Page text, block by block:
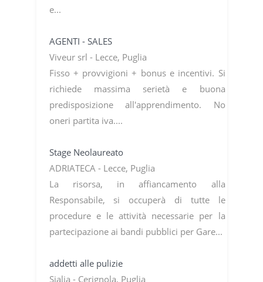
e...
AGENTI - SALES
Viveur srl - Lecce, Puglia
Fisso + provvigioni + bonus e incentivi. Si
richiede massima serietà e buona
predisposizione all'apprendimento. No
oneri partita iva....
Stage Neolaureato
ADRIATECA - Lecce, Puglia
La risorsa, in affiancamento alla
Responsabile, si occuperà di tutte le
procedure e le attività necessarie per la
partecipazione ai bandi pubblici per Gare...
addetti alle pulizie
Sialia - Cerignola, Puglia